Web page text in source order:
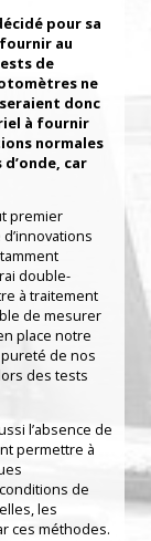
pour sa
au
de
ne
donc
à fournir
normales
car
premier
double-
à traitement
de mesurer
place notre
de nos
des tests
l’absence de
permettre à
de
les
ces méthodes.